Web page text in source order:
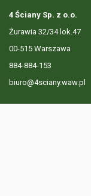
4 Ściany Sp. z o.o.
Żurawia 32/34 lok.47
00-515 Warszawa
884-884-153
biuro@4sciany.waw.pl